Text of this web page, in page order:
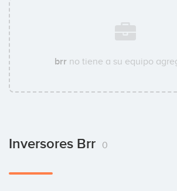
brr no tiene a su equipo
Inversores Brr 0